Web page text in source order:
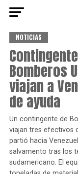
NOTICIAS
Bomberos
viajan a
de ayuda
Un contingente de
viajan tres efectivos
partió hacia
salvamento tras los
sudamericano. El